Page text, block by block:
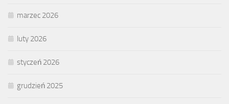
marzec 2026
luty 2026
styczeń 2026
grudzień 2025